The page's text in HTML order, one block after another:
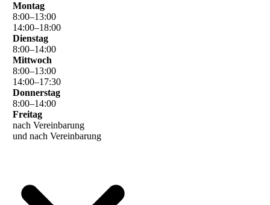
Montag
8:00–13:00
14:00–18:00
Dienstag
8:00–14:00
Mittwoch
8:00–13:00
14:00–17:30
Donnerstag
8:00–14:00
Freitag
nach Vereinbarung
und nach Vereinbarung